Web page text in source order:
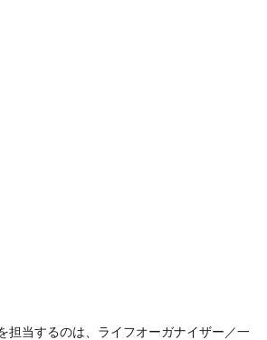
担当するのは、ライフオーガナイザー／一